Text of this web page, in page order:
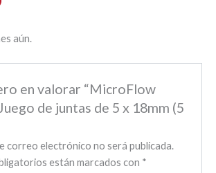
aún.
en valorar “MicroFlow
de juntas de 5 x 18mm (5
correo electrónico no será publicada.
están marcados con *